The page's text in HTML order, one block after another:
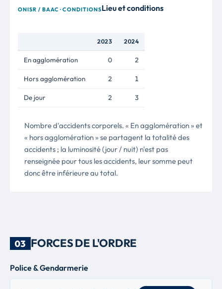
ONISR / BAAC · CONDITIONSLieu et conditions
2023 2024
En agglomération 0 2
Hors agglomération 2 1
De jour 2 3
Nombre d'accidents corporels. « En agglomération » et
« hors agglomération » se partagent la totalité des
accidents ; la luminosité (jour / nuit) n'est pas
renseignée pour tous les accidents, leur somme peut
donc être inférieure au total.
03 FORCES DE L'ORDRE
Police & Gendarmerie